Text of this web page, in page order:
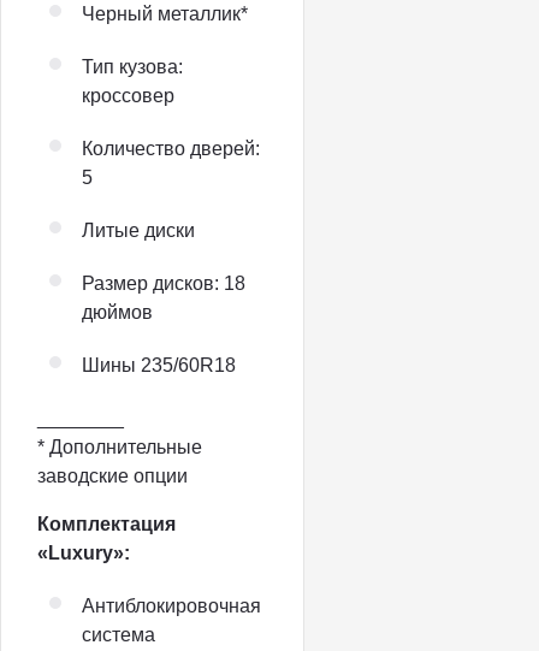
Черный металлик*
Тип кузова:
кроссовер
Количество дверей:
5
Литые диски
Размер дисков: 18
дюймов
Шины 235/60R18
* Дополнительные
заводские опции
Комплектация
«Luxury»:
Антиблокировочная
система